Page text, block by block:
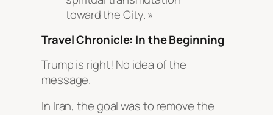
toward the City. »
Travel Chronicle: In the Beginning
Trump is right! No idea of the
message.
In Iran, the goal was to remove the